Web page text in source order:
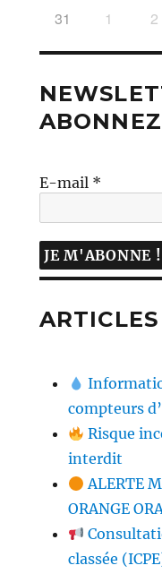
31 1 2
E-mail *
compteurs
Risque
interdit
ALERTE
ORANGE
classée